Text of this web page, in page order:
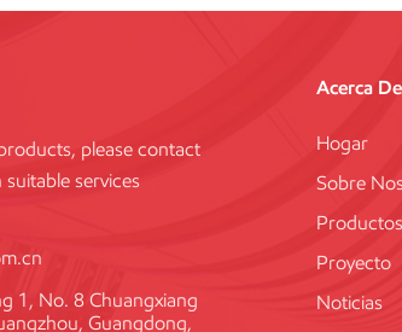
Ring
please contact
services
1, No. 8 Chuangxiang
Guangdong,
Acerca De
Hogar
Sobre
Productos
Proyecto
Noticias